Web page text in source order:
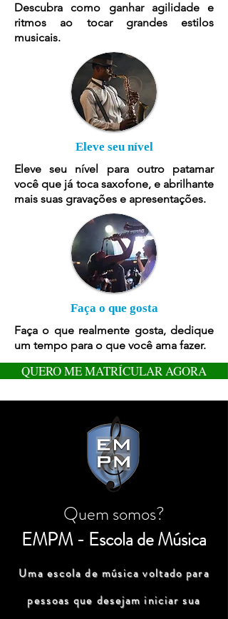
Descubra como ganhar agilidade e
ritmos ao tocar grandes estilos
musicais.
Eleve seu nível
Eleve seu nível para outro patamar
você que já toca saxofone, e abrilhante
mais suas gravações e apresentações.
Faça o que gosta
Faça o que realmente gosta, dedique
um tempo para o que você ama fazer.
QUERO ME MATRÍCULAR AGORA
Quem somos?
EMPM - Escola de Música
Uma escola de música voltado para
pessoas que desejam iniciar sua